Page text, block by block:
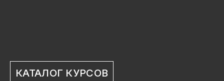
КАТАЛОГ КУРСОВ